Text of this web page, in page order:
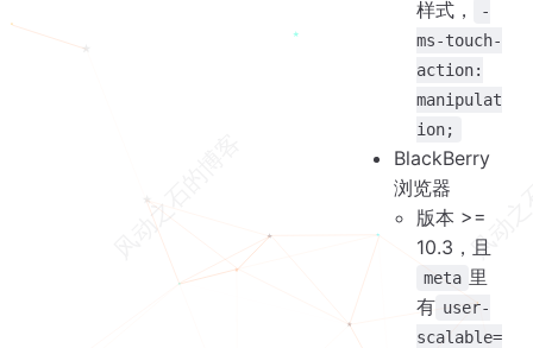
样式，
-
ms-touch-
action:
manipulat
ion;
BlackBerry
浏览器
版本 >=
10.3，且
meta 里
有 user-
scalable=